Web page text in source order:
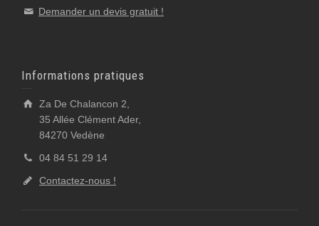
Demander un devis gratuit !
Informations pratiques
Za De Chalancon 2,
35 Allée Clément Ader,
84270 Vedène
04 84 51 29 14
Contactez-nous !